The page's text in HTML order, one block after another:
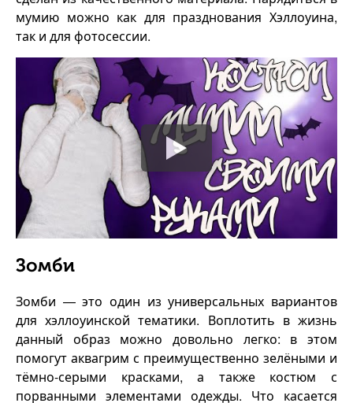
мумию можно как для празднования Хэллоуина,
так и для фотосессии.
Зомби
Зомби — это один из универсальных вариантов
для хэллоуинской тематики. Воплотить в жизнь
данный образ можно довольно легко: в этом
помогут аквагрим с преимущественно зелёными и
тёмно-серыми красками, а также костюм с
порванными элементами одежды. Что касается